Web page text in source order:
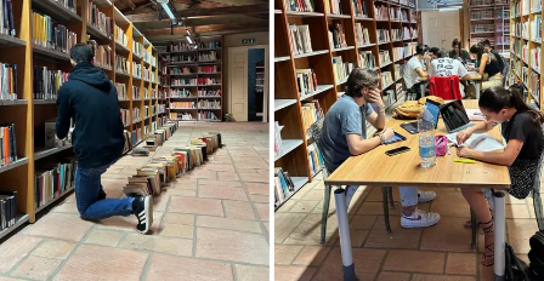
ECONOMIA E LAVORO
EVENTI
SPORT
Streaming
LAC TV